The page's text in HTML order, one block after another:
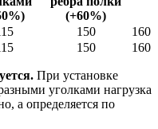
(+60%)
150
160
150 160
При установке
уголками нагрузка
а определяется по